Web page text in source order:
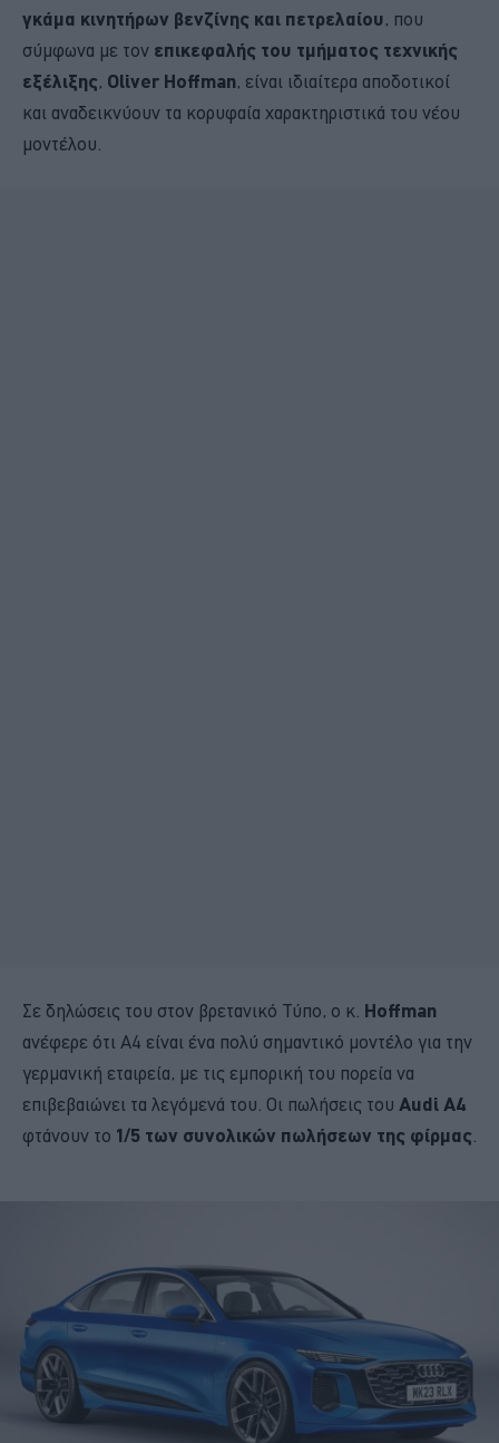
γκάμα κινητήρων βενζίνης και πετρελαίου, που
σύμφωνα με τον επικεφαλής του τμήματος τεχνικής
εξέλιξης, Oliver Hoffman, είναι ιδιαίτερα αποδοτικοί
και αναδεικνύουν τα κορυφαία χαρακτηριστικά του νέου
μοντέλου.
Σε δηλώσεις του στον βρετανικό Τύπο, ο κ. Hoffman
ανέφερε ότι A4 είναι ένα πολύ σημαντικό μοντέλο για την
γερμανική εταιρεία, με τις εμπορική του πορεία να
επιβεβαιώνει τα λεγόμενά του. Οι πωλήσεις του Audi A4
φτάνουν το 1/5 των συνολικών πωλήσεων της φίρμας